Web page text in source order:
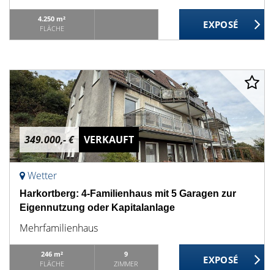
4.250 m²
FLÄCHE
349.000,- € VERKAUFT
Wetter
Harkortberg: 4-Familienhaus mit 5 Garagen zur
Eigennutzung oder Kapitalanlage
Mehrfamilienhaus
246 m²
FLÄCHE
9
ZIMMER